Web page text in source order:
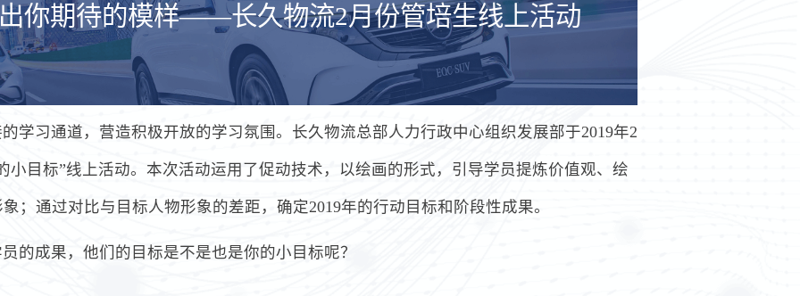
你期待的模样——长久物流2月份管培生线上活动
学习通道，营造积极开放的学习氛围。长久物流总部人力行政中心组织发展部于2019年2
小目标”线上活动。本次活动运用了促动技术，以绘画的形式，引导学员提炼价值观、绘
；通过对比与目标人物形象的差距，确定2019年的行动目标和阶段性成果。
的成果，他们的目标是不是也是你的小目标呢？